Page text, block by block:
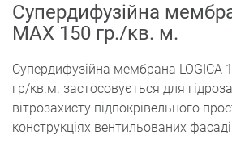
Супердифузійна
MAX 150 гр./кв. м.
Супердифузійна мембрана LOGICA
гр/кв.м. застосовується для
вітрозахисту підпокрівельного
конструкціях вентильованих